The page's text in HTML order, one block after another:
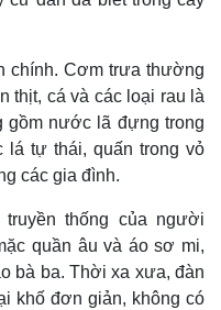
chính. Cơm trưa thường
thịt, cá và các loại rau là
nước lã đựng trong
lá tự thái, quấn trong vỏ
các gia đình.
thống của người
quần âu và áo sơ mi,
bà ba. Thời xa xưa, đàn
khố đơn giản, không có